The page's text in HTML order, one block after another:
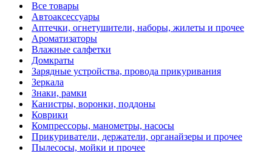
Все товары
Автоаксессуары
Аптечки, огнетушители, наборы, жилеты и прочее
Ароматизаторы
Влажные салфетки
Домкраты
Зарядные устройства, провода прикуривания
Зеркала
Знаки, рамки
Канистры, воронки, поддоны
Коврики
Компрессоры, манометры, насосы
Прикуриватели, держатели, органайзеры и прочее
Пылесосы, мойки и прочее